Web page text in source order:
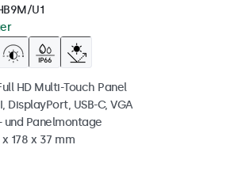
U1
HD Multi-Touch Panel
DisplayPort, USB-C, VGA
und Panelmontage
178 x 37 mm